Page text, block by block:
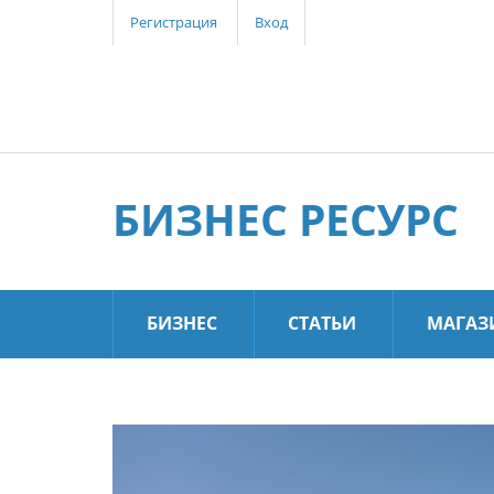
Регистрация Вход
БИЗНЕС РЕСУРС
БИЗНЕС СТАТЬИ